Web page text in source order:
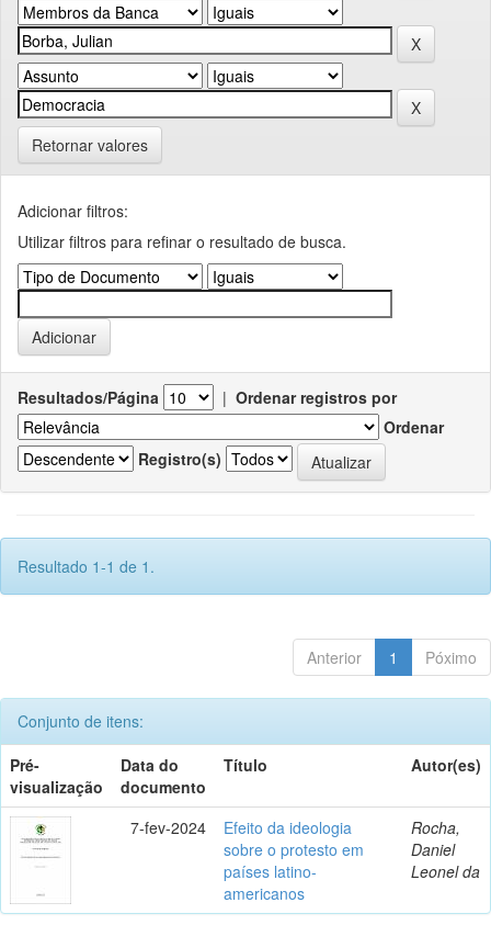
Retornar valores
Adicionar filtros:
Utilizar filtros para refinar o resultado de busca.
Resultados/Página | Ordenar registros por
Ordenar
Registro(s)
Resultado 1-1 de 1.
Anterior 1 Póximo
Conjunto de itens:
Pré-
visualização
Data do
documento
Título Autor(es)
7-fev-2024
Efeito da ideologia
sobre o protesto em
países latino-
americanos
Rocha,
Daniel
Leonel da